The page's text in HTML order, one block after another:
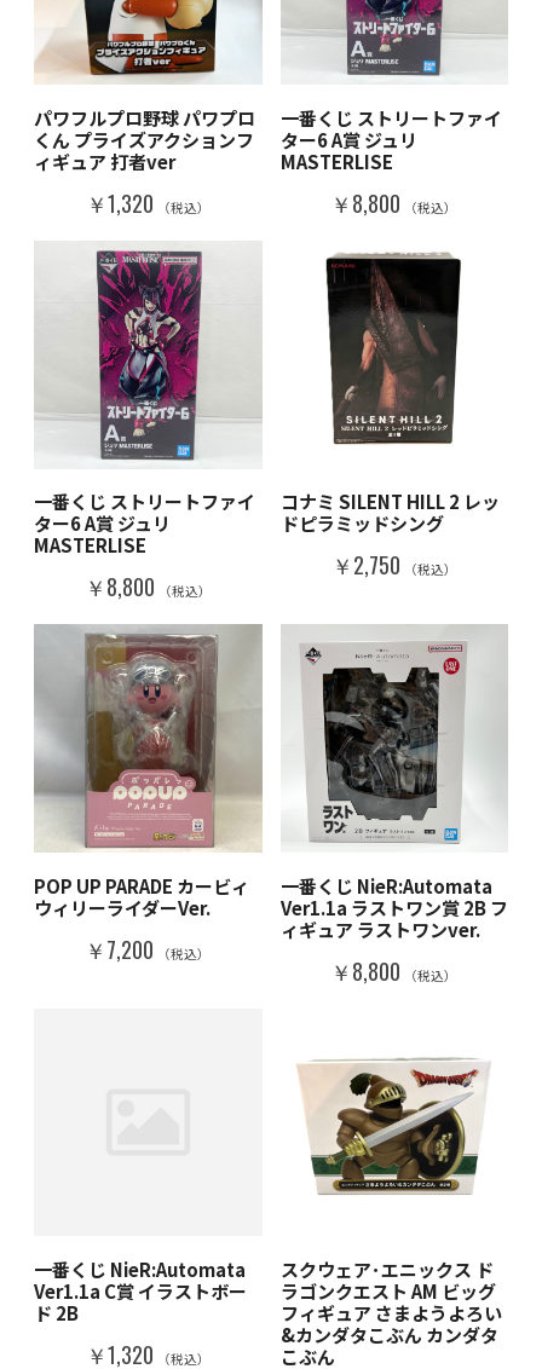
パワフルプロ野球 パワプロ
くん プライズアクションフ
ィギュア 打者ver
￥1,320 （税込）
一番くじ ストリートファイ
ター6 A賞 ジュリ
MASTERLISE
￥8,800 （税込）
一番くじ ストリートファイ
ター6 A賞 ジュリ
MASTERLISE
￥8,800 （税込）
コナミ SILENT HILL 2 レッ
ドピラミッドシング
￥2,750 （税込）
POP UP PARADE カービィ
ウィリーライダーVer.
￥7,200 （税込）
一番くじ NieR:Automata
Ver1.1a ラストワン賞 2B フ
ィギュア ラストワンver.
￥8,800 （税込）
一番くじ NieR:Automata
Ver1.1a C賞 イラストボー
ド 2B
￥1,320 （税込）
スクウェア･エニックス ド
ラゴンクエスト AM ビッグ
フィギュア さまようよろい
&カンダタこぶん カンダタ
こぶん